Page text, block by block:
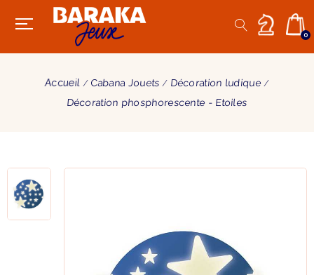
0
Accueil Cabana Jouets
Décoration ludique
Décoration phosphorescente - Etoiles